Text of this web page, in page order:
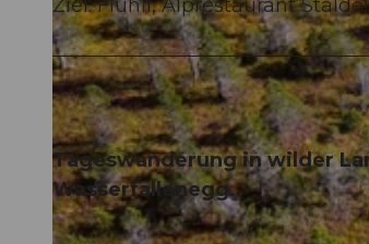
Ziel: Flühli, Alprestaurant
Tageswanderung in wilder
Wasserfallenegg.